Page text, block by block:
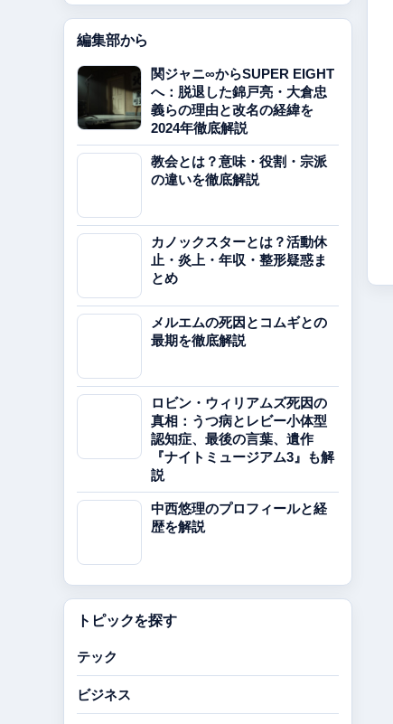
編集部から
関ジャニ∞からSUPER EIGHT
へ：脱退した錦戸亮・大倉忠
義らの理由と改名の経緯を
2024年徹底解説
教会とは？意味・役割・宗派
の違いを徹底解説
カノックスターとは？活動休
止・炎上・年収・整形疑惑ま
とめ
メルエムの死因とコムギとの
最期を徹底解説
ロビン・ウィリアムズ死因の
真相：うつ病とレビー小体型
認知症、最後の言葉、遺作
『ナイトミュージアム3』も解
説
中西悠理のプロフィールと経
歴を解説
トピックを探す
テック
ビジネス